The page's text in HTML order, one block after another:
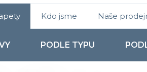
PODLE TYPU
Kdo jsme Naše